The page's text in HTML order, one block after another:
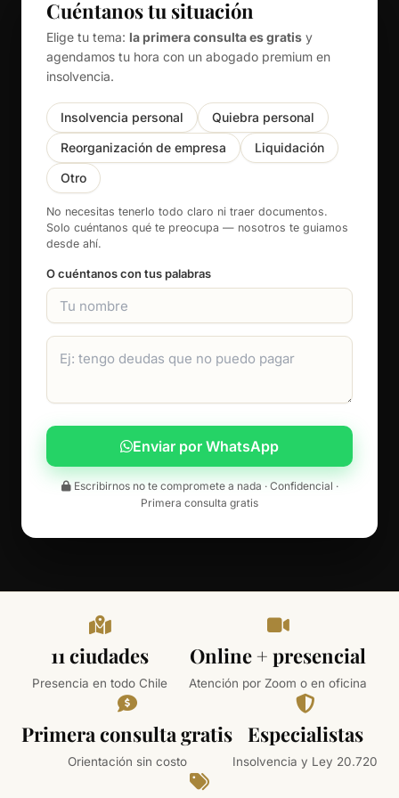
Cuéntanos tu situación
Elige tu tema: la primera consulta es gratis y
agendamos tu hora con un abogado premium en
insolvencia.
Insolvencia personal
Quiebra personal
Reorganización de empresa
Liquidación
Otro
No necesitas tenerlo todo claro ni traer documentos.
Solo cuéntanos qué te preocupa — nosotros te guiamos
desde ahí.
O cuéntanos con tus palabras
Enviar por WhatsApp
Escribirnos no te compromete a nada · Confidencial ·
Primera consulta gratis
11 ciudades
Presencia en todo Chile
Online + presencial
Atención por Zoom o en oficina
Primera consulta gratis
Orientación sin costo
Especialistas
Insolvencia y Ley 20.720